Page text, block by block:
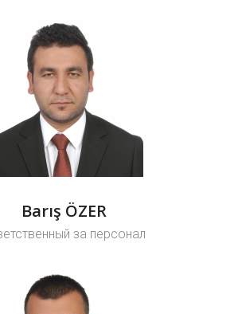
Barış ÖZER
за персонал